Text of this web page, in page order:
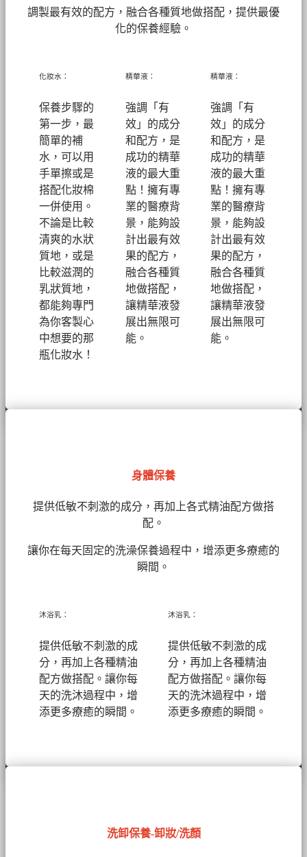
調製最有效的配方，融合各種質地做搭配，提供最優
化的保養經驗。
化妝水：
保養步驟的
第一步，最
簡單的補
水，可以用
手單擦或是
搭配化妝棉
一併使用。
不論是比較
清爽的水狀
質地，或是
比較滋潤的
乳狀質地，
都能夠專門
為你客製心
中想要的那
瓶化妝水！
精華液：
強調「有
效」的成分
和配方，是
成功的精華
液的最大重
點！擁有專
業的醫療背
景，能夠設
計出最有效
果的配方，
融合各種質
地做搭配，
讓精華液發
展出無限可
能。
精華液：
強調「有
效」的成分
和配方，是
成功的精華
液的最大重
點！擁有專
業的醫療背
景，能夠設
計出最有效
果的配方，
融合各種質
地做搭配，
讓精華液發
展出無限可
能。
身體保養
提供低敏不刺激的成分，再加上各式精油配方做搭
配。
讓你在每天固定的洗澡保養過程中，增添更多療癒的
瞬間。
沐浴乳：
提供低敏不刺激的成
分，再加上各種精油
配方做搭配。讓你每
天的洗沐過程中，增
添更多療癒的瞬間。
沐浴乳：
提供低敏不刺激的成
分，再加上各種精油
配方做搭配。讓你每
天的洗沐過程中，增
添更多療癒的瞬間。
洗卸保養-卸妝/洗顏